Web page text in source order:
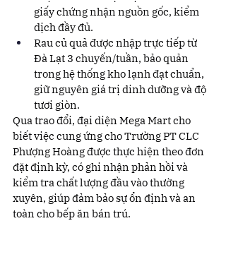
giấy chứng nhận nguồn gốc, kiểm
dịch đầy đủ.
Rau củ quả được nhập trực tiếp từ
Đà Lạt 3 chuyến/tuần, bảo quản
trong hệ thống kho lạnh đạt chuẩn,
giữ nguyên giá trị dinh dưỡng và độ
tươi giòn.
Qua trao đổi, đại diện Mega Mart cho
biết việc cung ứng cho Trường PT CLC
Phượng Hoàng được thực hiện theo đơn
đặt định kỳ, có ghi nhận phản hồi và
kiểm tra chất lượng đầu vào thường
xuyên, giúp đảm bảo sự ổn định và an
toàn cho bếp ăn bán trú.